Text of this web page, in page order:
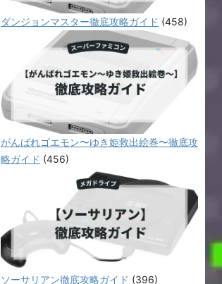
ダンジョンマスター徹底攻略ガイド (458)
がんばれゴエモン〜ゆき姫救出絵巻〜徹底攻
略ガイド (456)
ソーサリアン徹底攻略ガイド (396)